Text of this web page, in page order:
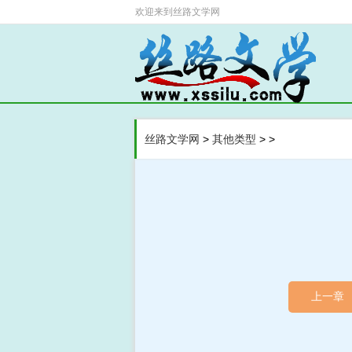
欢迎来到 丝路文学网
丝路文学网 > 其他类型 > >
上一章